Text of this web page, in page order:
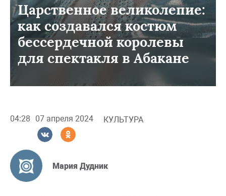
Царственное великолепие:
как создавался костюм
бессердечной королевы
для спектакля в Абакане
04:28 07 апреля 2024 КУЛЬТУРА
Мария Дудник